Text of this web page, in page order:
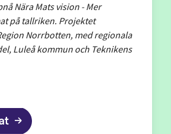
Nära Mats vision - Mer
på tallriken. Projektet
Norrbotten, med regionala
Luleå kommun och Teknikens